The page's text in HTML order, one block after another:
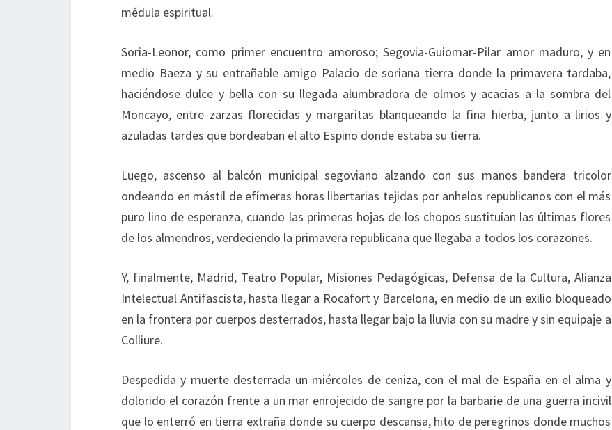
médula espiritual.
Soria-Leonor, como primer encuentro amoroso; Segovia-Guiomar-Pilar amor maduro; y en
medio Baeza y su entrañable amigo Palacio de soriana tierra donde la primavera tardaba,
haciéndose dulce y bella con su llegada alumbradora de olmos y acacias a la sombra del
Moncayo, entre zarzas florecidas y margaritas blanqueando la fina hierba, junto a lirios y
azuladas tardes que bordeaban el alto Espino donde estaba su tierra.
Luego, ascenso al balcón municipal segoviano alzando con sus manos bandera tricolor
ondeando en mástil de efímeras horas libertarias tejidas por anhelos republicanos con el más
puro lino de esperanza, cuando las primeras hojas de los chopos sustituían las últimas flores
de los almendros, verdeciendo la primavera republicana que llegaba a todos los corazones.
Y, finalmente, Madrid, Teatro Popular, Misiones Pedagógicas, Defensa de la Cultura, Alianza
Intelectual Antifascista, hasta llegar a Rocafort y Barcelona, en medio de un exilio bloqueado
en la frontera por cuerpos desterrados, hasta llegar bajo la lluvia con su madre y sin equipaje a
Colliure.
Despedida y muerte desterrada un miércoles de ceniza, con el mal de España en el alma y
dolorido el corazón frente a un mar enrojecido de sangre por la barbarie de una guerra incivil
que lo enterró en tierra extraña donde su cuerpo descansa, hito de peregrinos donde muchos